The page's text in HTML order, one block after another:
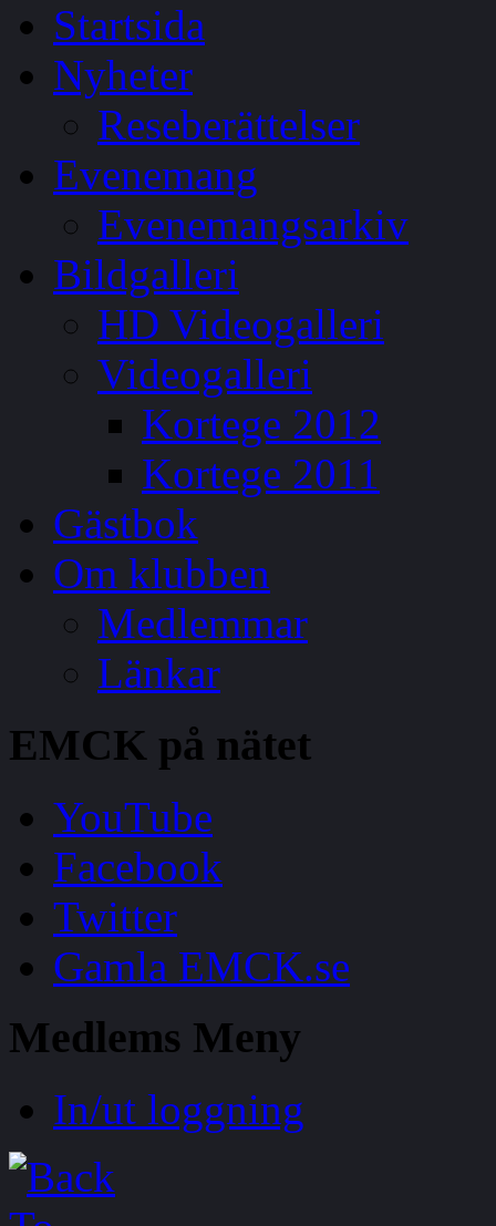
Startsida
Nyheter
Reseberättelser
Evenemang
Evenemangsarkiv
Bildgalleri
HD Videogalleri
Videogalleri
Kortege 2012
Kortege 2011
Gästbok
Om klubben
Medlemmar
Länkar
EMCK på nätet
YouTube
Facebook
Twitter
Gamla EMCK.se
Medlems Meny
In/ut loggning